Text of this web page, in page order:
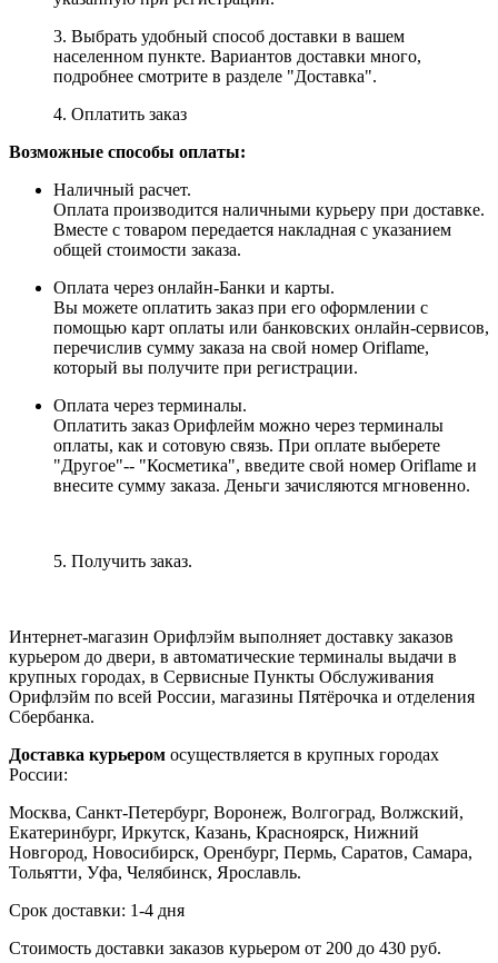
3. Выбрать удобный способ доставки в вашем
населенном пункте. Вариантов доставки много,
подробнее смотрите в разделе "Доставка".
4. Оплатить заказ
Возможные способы оплаты:
Наличный расчет.
Оплата производится наличными курьеру при доставке.
Вместе с товаром передается накладная с указанием
общей стоимости заказа.
Оплата через онлайн-Банки и карты.
Вы можете оплатить заказ при его оформлении с
помощью карт оплаты или банковских онлайн-сервисов,
перечислив сумму заказа на свой номер Oriflame,
который вы получите при регистрации.
Оплата через терминалы.
Оплатить заказ Орифлейм можно через терминалы
оплаты, как и сотовую связь. При оплате выберете
"Другое"-- "Косметика", введите свой номер Oriflame и
внесите сумму заказа. Деньги зачисляются мгновенно.
5. Получить заказ.
Интернет-магазин Орифлэйм выполняет доставку заказов
курьером до двери, в автоматические терминалы выдачи в
крупных городах, в Сервисные Пункты Обслуживания
Орифлэйм по всей России, магазины Пятёрочка и отделения
Сбербанка.
Доставка курьером осуществляется в крупных городах
России:
Москва, Санкт-Петербург, Воронеж, Волгоград, Волжский,
Екатеринбург, Иркутск, Казань, Красноярск, Нижний
Новгород, Новосибирск, Оренбург, Пермь, Саратов, Самара,
Тольятти, Уфа, Челябинск, Ярославль.
Срок доставки: 1-4 дня
Стоимость доставки заказов курьером от 200 до 430 руб.